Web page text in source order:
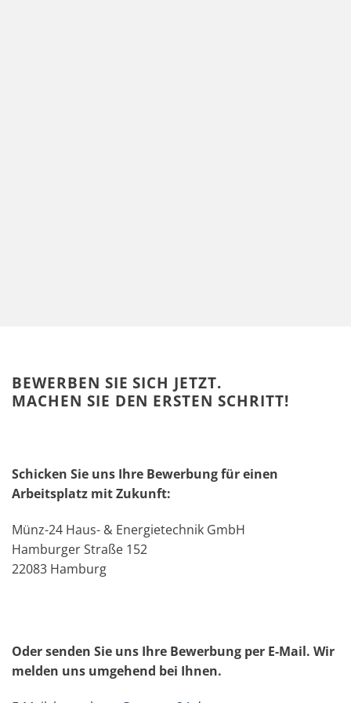
BEWERBEN SIE SICH JETZT.
MACHEN SIE DEN ERSTEN SCHRITT!
Schicken Sie uns Ihre Bewerbung für einen
Arbeitsplatz mit Zukunft:
Münz-24 Haus- & Energietechnik GmbH
Hamburger Straße 152
22083 Hamburg
Oder senden Sie uns Ihre Bewerbung per E-Mail. Wir
melden uns umgehend bei Ihnen.